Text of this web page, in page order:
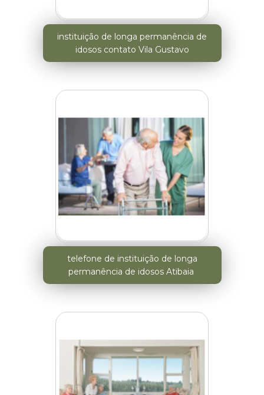
instituição de longa permanência de
idosos contato Vila Gustavo
telefone de instituição de longa
permanência de idosos Atibaia